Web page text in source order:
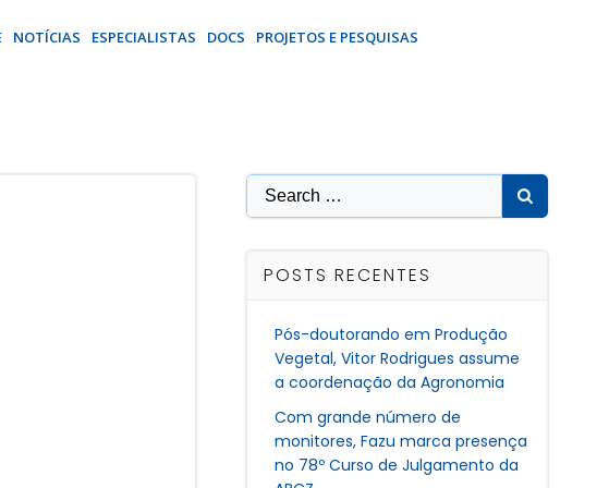
NOTÍCIAS ESPECIALISTAS DOCS PROJETOS E PESQUISAS
Search
for:
POSTS RECENTES
Pós-doutorando em Produção
Vegetal, Vitor Rodrigues assume
a coordenação da Agronomia
Com grande número de
monitores, Fazu marca presença
no 78º Curso de Julgamento da